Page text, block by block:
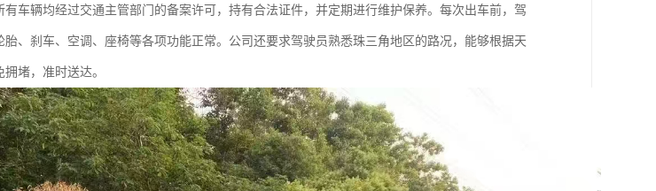
车辆均经过交通主管部门的备案许可，持有合法证件，并定期进行维护保养。每次出车前，驾
、刹车、空调、座椅等各项功能正常。公司还要求驾驶员熟悉珠三角地区的路况，能够根据天
堵，准时送达。